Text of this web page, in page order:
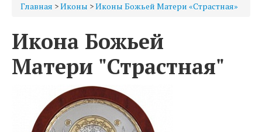
Главная >Иконы >Иконы Божьей Матери «Страстная»
Икона Божьей
Матери "Страстная"